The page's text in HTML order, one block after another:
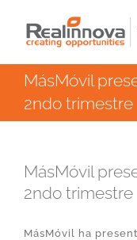
contenido
MásMóvil
2ndo trimestre
MásMóvil
2ndo trimestre
MásMóvil ha